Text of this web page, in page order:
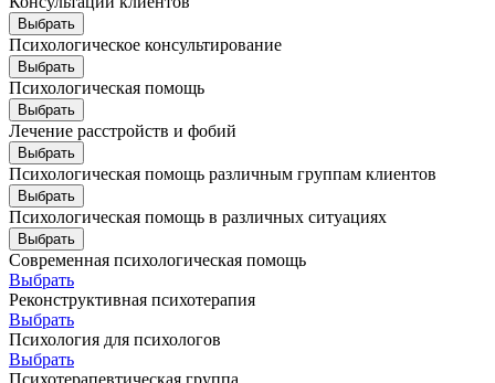
Выбрать
Психологическое консультирование
Выбрать
Психологическая помощь
Выбрать
Лечение расстройств и фобий
Выбрать
Психологическая помощь различным группам клиентов
Выбрать
Психологическая помощь в различных ситуациях
Выбрать
Современная психологическая помощь
Выбрать
Реконструктивная психотерапия
Выбрать
Психология для психологов
Выбрать
Психотерапевтическая группа